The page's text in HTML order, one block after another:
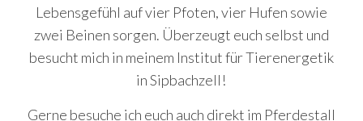
Lebensgefühl auf vier Pfoten, vier Hufen sowie
zwei Beinen sorgen. Überzeugt euch selbst und
besucht mich in meinem Institut für Tierenergetik
in Sipbachzell!
Gerne besuche ich euch auch direkt im Pferdestall